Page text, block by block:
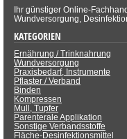
Ihr günstiger Online-
Wundversorgung,
KATEGORIEN
Ernährung / Trinknahrung
Wundversorgung
Praxisbedarf, Instrumente
Pflaster / Verband
Binden
Kompressen
Mull, Tupfer
Parenterale Applikation
Sonstige Verbandsstoffe
Fläche-Desinfektionsmittel